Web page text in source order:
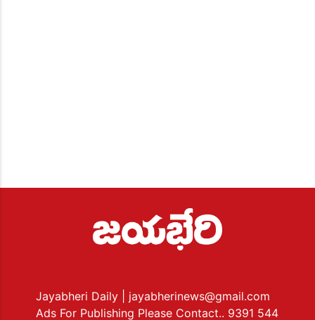
Jayabheri Daily
| jayabherinews@gmail.com
Ads For Publishing Please Contact.. 9391 544